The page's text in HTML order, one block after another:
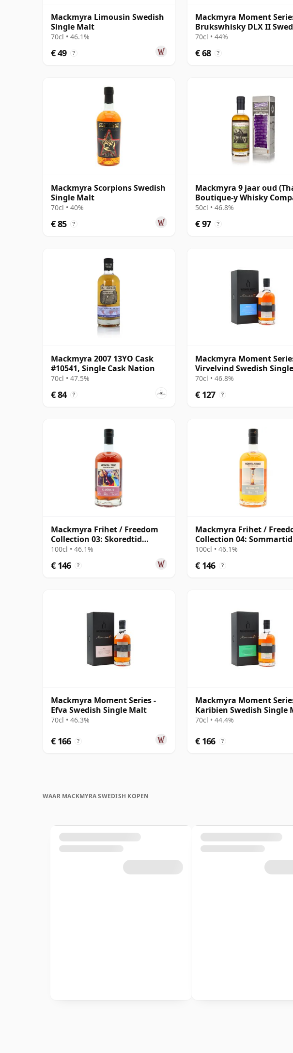
Mackmyra Limousin Swedish
Single Malt
70cl • 46.1%
€ 49 ?
Mackmyra Moment
Brukswhisky DLX II
Single 2012 9 jaar oud
70cl • 44%
€ 68 ?
Mackmyra Scorpions Swedish
Single Malt
70cl • 40%
€ 85 ?
Mackmyra 9 jaar oud
Boutique-y Whisky
50cl • 46.8%
€ 97 ?
Mackmyra 2007 13YO Cask
#10541, Single Cask Nation
70cl • 47.5%
€ 84 ?
Mackmyra Moment
Virvelvind Swedish Single
Malt
70cl • 46.8%
€ 127 ?
Mackmyra Frihet / Freedom
Collection 03: Skoredtid
Swedish
100cl • 46.1%
€ 146 ?
Mackmyra Frihet /
Collection 04: Sommartid
Swedish
100cl • 46.1%
€ 146 ?
Mackmyra Moment Series -
Efva Swedish Single Malt
70cl • 46.3%
€ 166 ?
Mackmyra Moment
Karibien Swedish Single
70cl • 44.4%
€ 166 ?
WAAR MACKMYRA SWEDISH KOPEN